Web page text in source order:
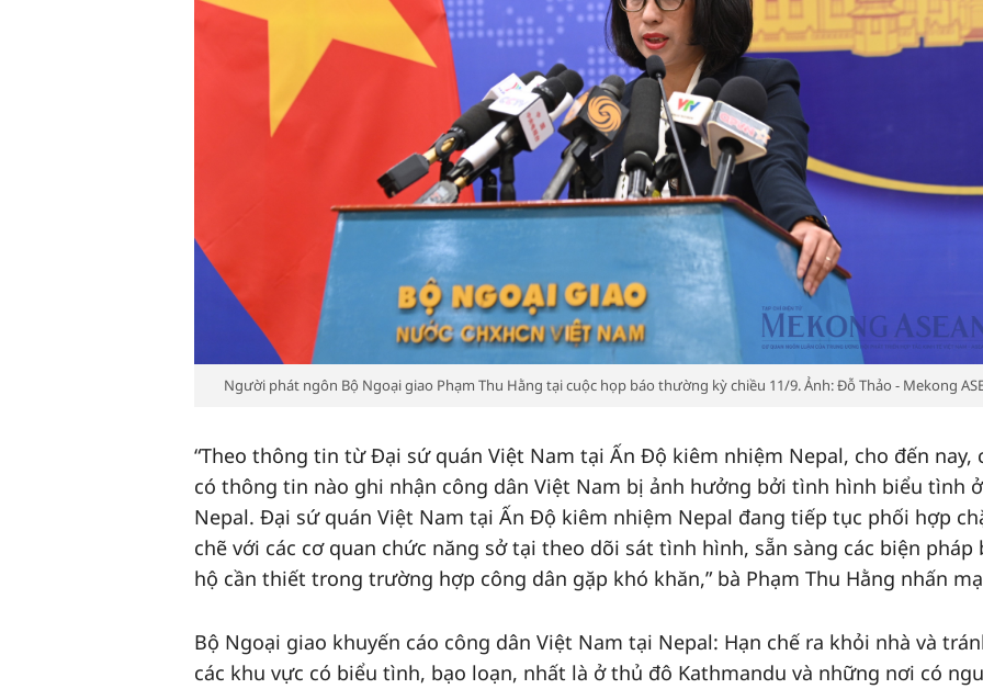
Người phát ngôn Bộ Ngoại giao Phạm Thu Hằng tại cuộc họp báo thường kỳ chiều 11/9. Ảnh: Đỗ Thảo - Mekong
“Theo thông tin từ Đại sứ quán Việt Nam tại Ấn Độ kiêm nhiệm Nepal, cho đến nay,
có thông tin nào ghi nhận công dân Việt Nam bị ảnh hưởng bởi tình hình biểu tình ở
Nepal. Đại sứ quán Việt Nam tại Ấn Độ kiêm nhiệm Nepal đang tiếp tục phối hợp
chẽ với các cơ quan chức năng sở tại theo dõi sát tình hình, sẵn sàng các biện pháp
hộ cần thiết trong trường hợp công dân gặp khó khăn,” bà Phạm Thu Hằng nhấn
Bộ Ngoại giao khuyến cáo công dân Việt Nam tại Nepal: Hạn chế ra khỏi nhà và
các khu vực có biểu tình, bạo loạn, nhất là ở thủ đô Kathmandu và những nơi có